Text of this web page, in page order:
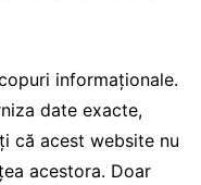
informaționale.
date exacte,
că acest website nu
acestora. Doar